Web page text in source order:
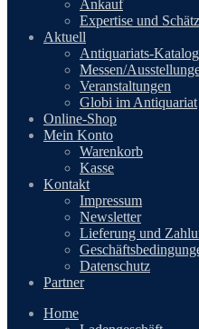
Ankauf
Expertise und
Aktuell
Antiquariats-
Messen/
Veranstaltungen
Globi im Antiquariat
Online-Shop
Mein Konto
Warenkorb
Kasse
Kontakt
Impressum
Newsletter
Lieferung und
Datenschutz
Partner
Home